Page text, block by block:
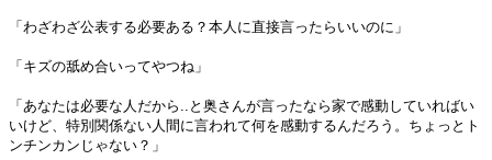
「わざわざ公表する必要ある？本人に直接言ったらいいのに」
「キズの舐め合いってやつね」
「あなたは必要な人だから..と奥さんが言ったなら家で感動していればい
いけど、特別関係ない人間に言われて何を感動するんだろう。ちょっとト
ンチンカンじゃない？」